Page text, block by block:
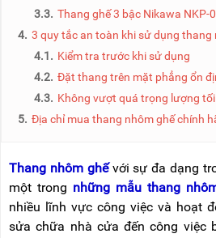
NIKAWA
ĐẠI
LÝ
BẢO
NHÔM
THANG
THANG
NHÔM
GIÀN
GIÁO
3.3. Thang ghế 3 bậc Nikawa NKP-
4. 3 quy tắc an toàn khi sử dụng thang
4.1. Kiểm tra trước khi sử dụng
4.2. Đặt thang trên mặt phẳng ổn
4.3. Không vượt quá trọng lượng
5. Địa chỉ mua thang nhôm ghế chính
Thang nhôm ghếvới sự đa dạng
một trong những mẫu thang
nhiều lĩnh vực công việc và hoạt
sửa chữa nhà cửa đến công việc